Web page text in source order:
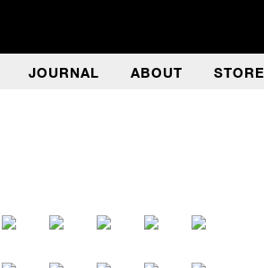
JOURNAL ABOUT STORE